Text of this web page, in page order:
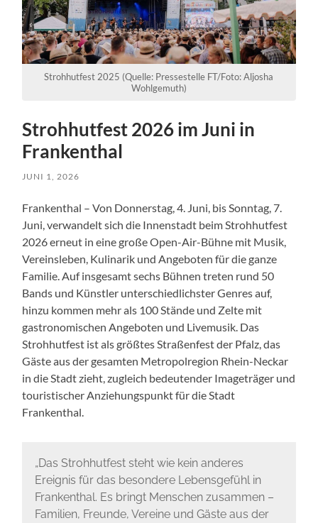
Strohhutfest 2025 (Quelle: Pressestelle FT/Foto: Aljosha
Wohlgemuth)
Strohhutfest 2026 im Juni in
Frankenthal
JUNI 1, 2026
Frankenthal – Von Donnerstag, 4. Juni, bis Sonntag, 7.
Juni, verwandelt sich die Innenstadt beim Strohhutfest
2026 erneut in eine große Open-Air-Bühne mit Musik,
Vereinsleben, Kulinarik und Angeboten für die ganze
Familie. Auf insgesamt sechs Bühnen treten rund 50
Bands und Künstler unterschiedlichster Genres auf,
hinzu kommen mehr als 100 Stände und Zelte mit
gastronomischen Angeboten und Livemusik. Das
Strohhutfest ist als größtes Straßenfest der Pfalz, das
Gäste aus der gesamten Metropolregion Rhein-Neckar
in die Stadt zieht, zugleich bedeutender Imageträger und
touristischer Anziehungspunkt für die Stadt
Frankenthal.
„Das Strohhutfest steht wie kein anderes
Ereignis für das besondere Lebensgefühl in
Frankenthal. Es bringt Menschen zusammen –
Familien, Freunde, Vereine und Gäste aus der